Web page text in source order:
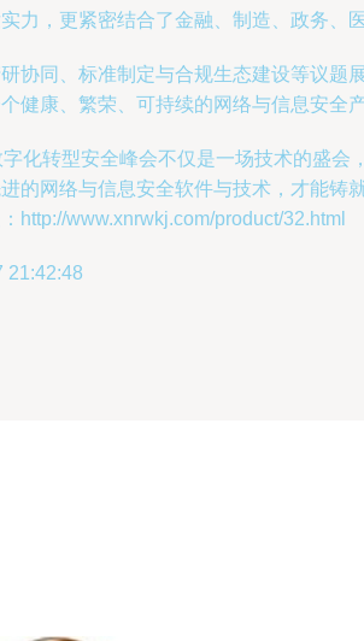
力，更紧密结合了金融、制造、政务、
协同、标准制定与合规生态建设等议
健康、繁荣、可持续的网络与信息安全
化转型安全峰会不仅是一场技术的盛
的网络与信息安全软件与技术，才能铸
http://www.xnrwkj.com/product/32.html
21:42:48